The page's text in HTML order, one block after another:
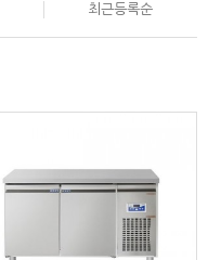
최근등록순